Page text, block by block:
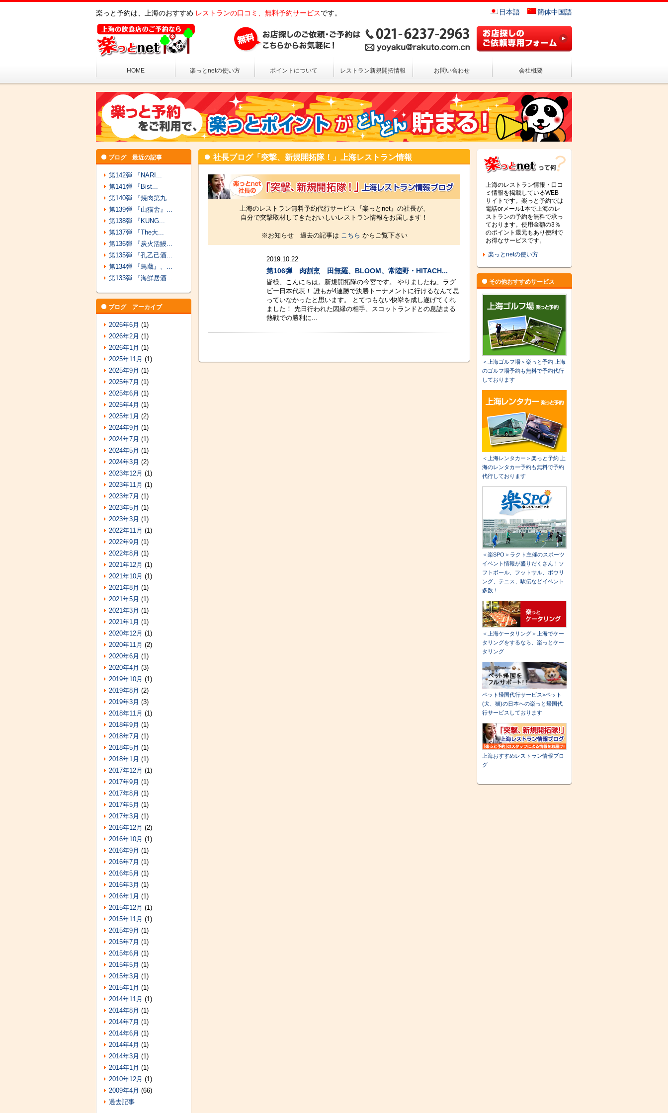
日本語 簡体中国語
楽っと予約は、上海のおすすめ レストランの口コミ、無料予約サービスです。
HOME 楽っとnetの使い方 ポイントについて レストラン新規開拓情報 お問い合わせ 会社概要
ブログ 最近の記事
第142弾 『NARI...
第141弾 『Bist...
第140弾 『焼肉第九...
第139弾 『山猫舎』...
第138弾 『KUNG...
第137弾 『The大...
第136弾 『炭火活鰻...
第135弾 『孔乙己酒...
第134弾 『鳥蔵』、...
第133弾 『海鮮居酒...
ブログ アーカイブ
2026年6月 (1)
2026年2月 (1)
2026年1月 (1)
2025年11月 (1)
2025年9月 (1)
2025年7月 (1)
2025年6月 (1)
2025年4月 (1)
2025年1月 (2)
2024年9月 (1)
2024年7月 (1)
2024年5月 (1)
2024年3月 (2)
2023年12月 (1)
2023年11月 (1)
2023年7月 (1)
2023年5月 (1)
2023年3月 (1)
2022年11月 (1)
2022年9月 (1)
2022年8月 (1)
2021年12月 (1)
2021年10月 (1)
2021年8月 (1)
2021年5月 (1)
2021年3月 (1)
2021年1月 (1)
2020年12月 (1)
2020年11月 (2)
2020年6月 (1)
2020年4月 (3)
2019年10月 (1)
2019年8月 (2)
2019年3月 (3)
2018年11月 (1)
2018年9月 (1)
2018年7月 (1)
2018年5月 (1)
2018年1月 (1)
2017年12月 (1)
2017年9月 (1)
2017年8月 (1)
2017年5月 (1)
2017年3月 (1)
2016年12月 (2)
2016年10月 (1)
2016年9月 (1)
2016年7月 (1)
2016年5月 (1)
2016年3月 (1)
2016年1月 (1)
2015年12月 (1)
2015年11月 (1)
2015年9月 (1)
2015年7月 (1)
2015年6月 (1)
2015年5月 (1)
2015年3月 (1)
2015年1月 (1)
2014年11月 (1)
2014年8月 (1)
2014年7月 (1)
2014年6月 (1)
2014年4月 (1)
2014年3月 (1)
2014年1月 (1)
2010年12月 (1)
2009年4月 (66)
過去記事
社長ブログ「突撃、新規開拓隊！」上海レストラン情報
上海のレストラン無料予約代行サービス『楽っとnet』の社長が、
自分で突撃取材してきたおいしいレストラン情報をお届します！
※お知らせ 過去の記事は こちら からご覧下さい
2019.10.22
第106弾 肉割烹 田無羅、BLOOM、常陸野・HITACH...
皆様、こんにちは。新規開拓隊の今宮です。 やりましたね、ラグ
ビー日本代表！ 誰もが4連勝で決勝トーナメントに行けるなんて思
っていなかったと思います。 とてつもない快挙を成し遂げてくれ
ました！ 先日行われた因縁の相手、スコットランドとの息詰まる
熱戦での勝利に...
上海のレストラン情報・口コ
ミ情報を掲載しているWEB
サイトです。楽っと予約では
電話orメール1本で上海のレ
ストランの予約を無料で承っ
ております。使用金額の3％
のポイント還元もあり便利で
お得なサービスです。
楽っとnetの使い方
その他おすすめサービス
＜上海ゴルフ場＞楽っと予約 上海
のゴルフ場予約も無料で予約代行
しております
＜上海レンタカー＞楽っと予約 上
海のレンタカー予約も無料で予約
代行しております
＜楽SPO＞ラクト主催のスポーツ
イベント情報が盛りだくさん！ソ
フトボール、フットサル、ボウリ
ング、テニス、駅伝などイベント
多数！
＜上海ケータリング＞上海でケー
タリングをするなら、楽っとケー
タリング
ペット帰国代行サービス>ペット
(犬、猫)の日本への楽っと帰国代
行サービスしております
上海おすすめレストラン情報ブロ
グ